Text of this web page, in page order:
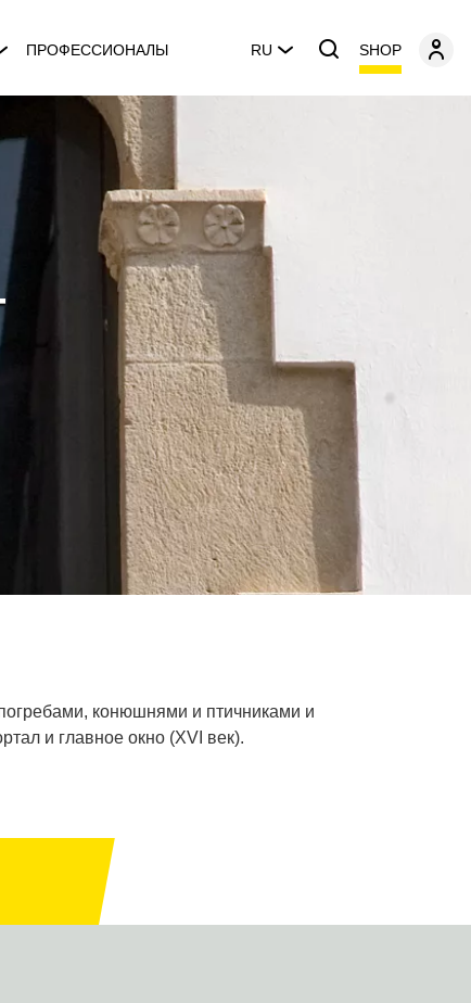
ПРОФЕССИОНАЛЫ RU SHOP
конюшнями и птичниками и
и главное окно (XVI век).